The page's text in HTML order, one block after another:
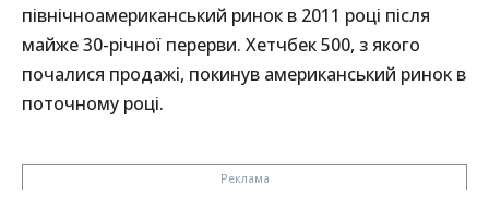
північноамериканський ринок в 2011 році після
майже 30-річної перерви. Хетчбек 500, з якого
почалися продажі, покинув американський ринок в
поточному році.